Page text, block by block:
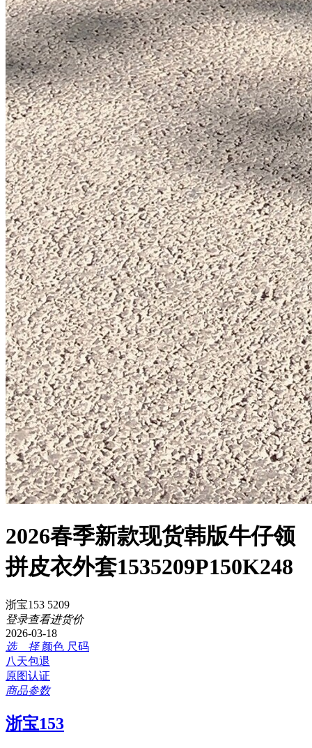
2026春季新款现货韩版牛仔领
拼皮衣外套1535209P150K248
浙宝153 5209
登录查看进货价
2026-03-18
选 择 颜色 尺码
八天包退
原图认证
商品参数
浙宝153